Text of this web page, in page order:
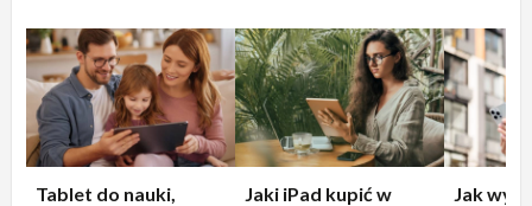
Tablet do nauki,
Jaki iPad kupić w
Jak